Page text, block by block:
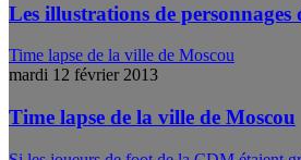
Les illustrations de personnages
Time lapse de la ville de Moscou
mardi 12 février 2013
Time lapse de la ville de Moscou